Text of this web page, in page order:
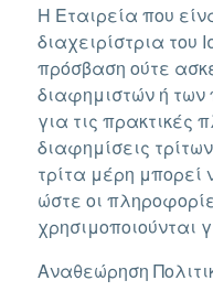
Η Εταιρεία που
διαχειρίστρια του
πρόσβαση ούτε
διαφημιστών ή
για τις πρακτικές
διαφημίσεις
τρίτα μέρη
ώστε οι
χρησιμοποιούνται
Αναθεώρηση